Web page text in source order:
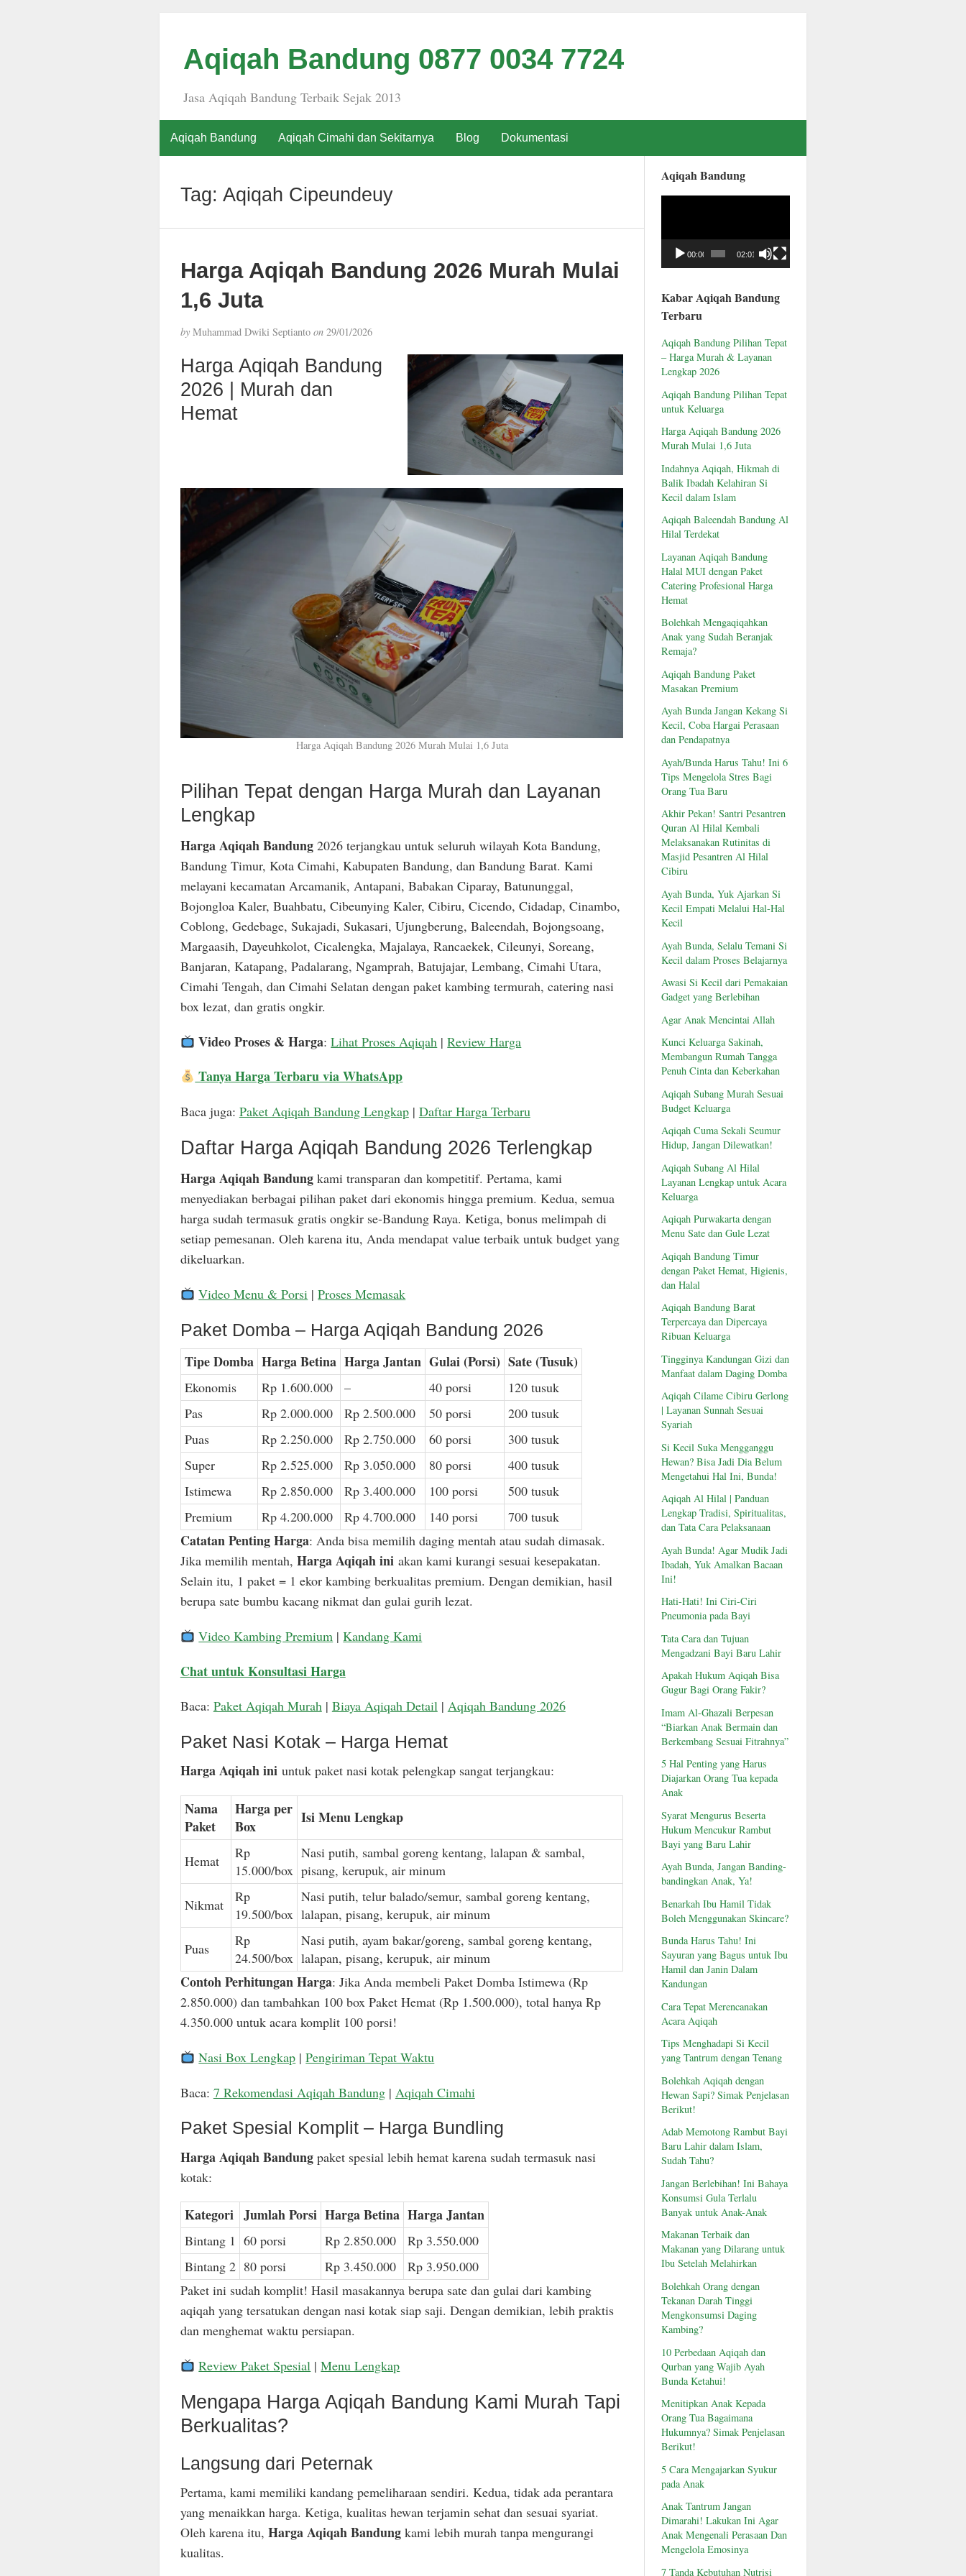
Aqiqah Bandung 0877 0034 7724
Jasa Aqiqah Bandung Terbaik Sejak 2013
Aqiqah Bandung Aqiqah Cimahi dan Sekitarnya Blog Dokumentasi
Tag: Aqiqah Cipeundeuy
Harga Aqiqah Bandung 2026 Murah Mulai
1,6 Juta
byMuhammad Dwiki Septianto on29/01/2026
Harga Aqiqah Bandung
2026 | Murah dan
Hemat
Harga Aqiqah Bandung 2026 Murah Mulai 1,6 Juta
Pilihan Tepat dengan Harga Murah dan Layanan
Lengkap
Harga Aqiqah Bandung2026 terjangkau untuk seluruh wilayah Kota Bandung,
Bandung Timur, Kota Cimahi, Kabupaten Bandung, dan Bandung Barat. Kami
melayani kecamatan Arcamanik, Antapani, Babakan Ciparay, Batununggal,
Bojongloa Kaler, Buahbatu, Cibeunying Kaler, Cibiru, Cicendo, Cidadap, Cinambo,
Coblong, Gedebage, Sukajadi, Sukasari, Ujungberung, Baleendah, Bojongsoang,
Margaasih, Dayeuhkolot, Cicalengka, Majalaya, Rancaekek, Cileunyi, Soreang,
Banjaran, Katapang, Padalarang, Ngamprah, Batujajar, Lembang, Cimahi Utara,
Cimahi Tengah, dan Cimahi Selatan dengan paket kambing termurah, catering nasi
box lezat, dan gratis ongkir.
Video Proses & Harga:Lihat Proses Aqiqah |Review Harga
Tanya Harga Terbaru via WhatsApp
Baca juga: Paket Aqiqah Bandung Lengkap| Daftar Harga Terbaru
Daftar Harga Aqiqah Bandung 2026 Terlengkap
Harga Aqiqah Bandungkami transparan dan kompetitif. Pertama, kami
menyediakan berbagai pilihan paket dari ekonomis hingga premium. Kedua, semua
harga sudah termasuk gratis ongkir se-Bandung Raya. Ketiga, bonus melimpah di
setiap pemesanan. Oleh karena itu, Anda mendapat value terbaik untuk budget yang
dikeluarkan.
Video Menu & Porsi |Proses Memasak
Paket Domba – Harga Aqiqah Bandung 2026
Tipe Domba Harga Betina Harga Jantan Gulai (Porsi) Sate (Tusuk)
Ekonomis Rp 1.600.000 – 40 porsi
120 tusuk
Pas
Rp 2.000.000 Rp 2.500.000 50 porsi
200 tusuk
Puas
Rp 2.250.000 Rp 2.750.000 60 porsi
300 tusuk
Super
Rp 2.525.000 Rp 3.050.000 80 porsi
400 tusuk
Istimewa
Rp 2.850.000 Rp 3.400.000 100 porsi
500 tusuk
Premium
Rp 4.200.000 Rp 4.700.000 140 porsi 700 tusuk
Catatan Penting Harga: Anda bisa memilih daging mentah atau sudah dimasak.
Jika memilih mentah, Harga Aqiqah iniakan kami kurangi sesuai kesepakatan.
Selain itu, 1 paket = 1 ekor kambing berkualitas premium. Dengan demikian, hasil
berupa sate bumbu kacang nikmat dan gulai gurih lezat.
Video Kambing Premium |Kandang Kami
Chat untuk Konsultasi Harga
Baca: Paket Aqiqah Murah| Biaya Aqiqah Detail| Aqiqah Bandung 2026
Paket Nasi Kotak – Harga Hemat
Harga Aqiqah iniuntuk paket nasi kotak pelengkap sangat terjangkau:
Nama
Paket
Harga per
Box
Isi Menu Lengkap
Hemat
Rp
15.000/box
Nasi putih, sambal goreng kentang, lalapan & sambal,
pisang, kerupuk, air minum
Nikmat
Rp
19.500/box
Nasi putih, telur balado/semur, sambal goreng kentang,
lalapan, pisang, kerupuk, air minum
Puas
Rp
24.500/box
Nasi putih, ayam bakar/goreng, sambal goreng kentang,
lalapan, pisang, kerupuk, air minum
Contoh Perhitungan Harga: Jika Anda membeli Paket Domba Istimewa (Rp
2.850.000) dan tambahkan 100 box Paket Hemat (Rp 1.500.000), total hanya Rp
4.350.000 untuk acara komplit 100 porsi!
Nasi Box Lengkap |Pengiriman Tepat Waktu
Baca: 7 Rekomendasi Aqiqah Bandung| Aqiqah Cimahi
Paket Spesial Komplit – Harga Bundling
Harga Aqiqah Bandungpaket spesial lebih hemat karena sudah termasuk nasi
kotak:
Kategori Jumlah Porsi Harga Betina Harga Jantan
Bintang 1 60 porsi Rp 2.850.000
Rp 3.550.000
Bintang 2 80 porsi Rp 3.450.000
Rp 3.950.000
Paket ini sudah komplit! Hasil masakannya berupa sate dan gulai dari kambing
aqiqah yang tersatukan dengan nasi kotak siap saji. Dengan demikian, lebih praktis
dan menghemat waktu persiapan.
Review Paket Spesial |Menu Lengkap
Mengapa Harga Aqiqah Bandung Kami Murah Tapi
Berkualitas?
Langsung dari Peternak
Pertama, kami memiliki kandang pemeliharaan sendiri. Kedua, tidak ada perantara
yang menaikkan harga. Ketiga, kualitas hewan terjamin sehat dan sesuai syariat.
Oleh karena itu, Harga Aqiqah Bandungkami lebih murah tanpa mengurangi
kualitas.
Aqiqah Bandung
00:00 02:01
Kabar Aqiqah Bandung
Terbaru
Aqiqah Bandung Pilihan Tepat
– Harga Murah & Layanan
Lengkap 2026
Aqiqah Bandung Pilihan Tepat
untuk Keluarga
Harga Aqiqah Bandung 2026
Murah Mulai 1,6 Juta
Indahnya Aqiqah, Hikmah di
Balik Ibadah Kelahiran Si
Kecil dalam Islam
Aqiqah Baleendah Bandung Al
Hilal Terdekat
Layanan Aqiqah Bandung
Halal MUI dengan Paket
Catering Profesional Harga
Hemat
Bolehkah Mengaqiqahkan
Anak yang Sudah Beranjak
Remaja?
Aqiqah Bandung Paket
Masakan Premium
Ayah Bunda Jangan Kekang Si
Kecil, Coba Hargai Perasaan
dan Pendapatnya
Ayah/Bunda Harus Tahu! Ini 6
Tips Mengelola Stres Bagi
Orang Tua Baru
Akhir Pekan! Santri Pesantren
Quran Al Hilal Kembali
Melaksanakan Rutinitas di
Masjid Pesantren Al Hilal
Cibiru
Ayah Bunda, Yuk Ajarkan Si
Kecil Empati Melalui Hal-Hal
Kecil
Ayah Bunda, Selalu Temani Si
Kecil dalam Proses Belajarnya
Awasi Si Kecil dari Pemakaian
Gadget yang Berlebihan
Agar Anak Mencintai Allah
Kunci Keluarga Sakinah,
Membangun Rumah Tangga
Penuh Cinta dan Keberkahan
Aqiqah Subang Murah Sesuai
Budget Keluarga
Aqiqah Cuma Sekali Seumur
Hidup, Jangan Dilewatkan!
Aqiqah Subang Al Hilal
Layanan Lengkap untuk Acara
Keluarga
Aqiqah Purwakarta dengan
Menu Sate dan Gule Lezat
Aqiqah Bandung Timur
dengan Paket Hemat, Higienis,
dan Halal
Aqiqah Bandung Barat
Terpercaya dan Dipercaya
Ribuan Keluarga
Tingginya Kandungan Gizi dan
Manfaat dalam Daging Domba
Aqiqah Cilame Cibiru Gerlong
| Layanan Sunnah Sesuai
Syariah
Si Kecil Suka Mengganggu
Hewan? Bisa Jadi Dia Belum
Mengetahui Hal Ini, Bunda!
Aqiqah Al Hilal | Panduan
Lengkap Tradisi, Spiritualitas,
dan Tata Cara Pelaksanaan
Ayah Bunda! Agar Mudik Jadi
Ibadah, Yuk Amalkan Bacaan
Ini!
Hati-Hati! Ini Ciri-Ciri
Pneumonia pada Bayi
Tata Cara dan Tujuan
Mengadzani Bayi Baru Lahir
Apakah Hukum Aqiqah Bisa
Gugur Bagi Orang Fakir?
Imam Al-Ghazali Berpesan
“Biarkan Anak Bermain dan
Berkembang Sesuai Fitrahnya”
5 Hal Penting yang Harus
Diajarkan Orang Tua kepada
Anak
Syarat Mengurus Beserta
Hukum Mencukur Rambut
Bayi yang Baru Lahir
Ayah Bunda, Jangan Banding-
bandingkan Anak, Ya!
Benarkah Ibu Hamil Tidak
Boleh Menggunakan Skincare?
Bunda Harus Tahu! Ini
Sayuran yang Bagus untuk Ibu
Hamil dan Janin Dalam
Kandungan
Cara Tepat Merencanakan
Acara Aqiqah
Tips Menghadapi Si Kecil
yang Tantrum dengan Tenang
Bolehkah Aqiqah dengan
Hewan Sapi? Simak Penjelasan
Berikut!
Adab Memotong Rambut Bayi
Baru Lahir dalam Islam,
Sudah Tahu?
Jangan Berlebihan! Ini Bahaya
Konsumsi Gula Terlalu
Banyak untuk Anak-Anak
Makanan Terbaik dan
Makanan yang Dilarang untuk
Ibu Setelah Melahirkan
Bolehkah Orang dengan
Tekanan Darah Tinggi
Mengkonsumsi Daging
Kambing?
10 Perbedaan Aqiqah dan
Qurban yang Wajib Ayah
Bunda Ketahui!
Menitipkan Anak Kepada
Orang Tua Bagaimana
Hukumnya? Simak Penjelasan
Berikut!
5 Cara Mengajarkan Syukur
pada Anak
Anak Tantrum Jangan
Dimarahi! Lakukan Ini Agar
Anak Mengenali Perasaan Dan
Mengelola Emosinya
7 Tanda Kebutuhan Nutrisi